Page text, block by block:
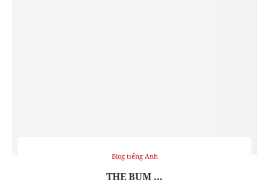
Blog tiếng Anh
THE BUM …